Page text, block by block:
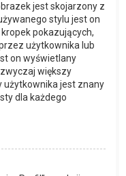
jest skojarzony z
stylu jest on
pokazujących,
użytkownika lub
on wyświetlany
większy
użytkownika jest znany
dla każdego